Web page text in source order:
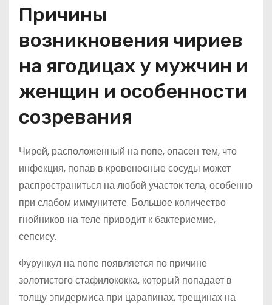
Причины
возникновения чириев
на ягодицах у мужчин и
женщин и особенности
созревания
Чирей, расположенный на попе, опасен тем, что
инфекция, попав в кровеносные сосуды может
распространиться на любой участок тела, особенно
при слабом иммунитете. Большое количество
гнойников на теле приводит к бактериемие,
сепсису.
Фурункул на попе появляется по причине
золотистого стафилококка, который попадает в
толщу эпидермиса при царапинах, трещинах на